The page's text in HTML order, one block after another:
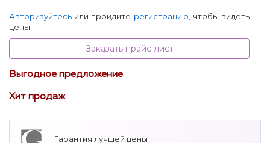
Авторизуйтесь или пройдите регистрацию, чтобы видеть
цены.
Заказать прайс-лист
Выгодное предложение
Хит продаж
Гарантия лучшей цены